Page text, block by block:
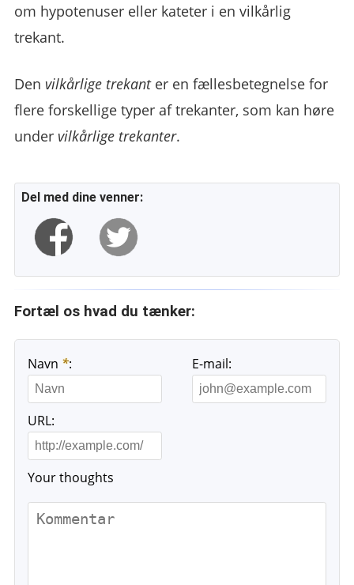
om hypotenuser eller kateter i en vilkårlig
trekant.
Den vilkårlige trekanter en fællesbetegnelse for
flere forskellige typer af trekanter, som kan høre
under vilkårlige trekanter.
Del med dine venner:
Fortæl os hvad du tænker:
Navn *: E-mail:
URL:
Your thoughts